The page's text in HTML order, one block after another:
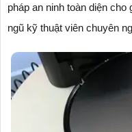
pháp an ninh toàn diện
ngũ kỹ thuật viên chuyên